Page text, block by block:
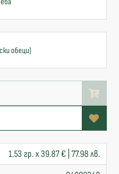
обеци)
1.53 гр. x 39.87 € | 77.98 лв.